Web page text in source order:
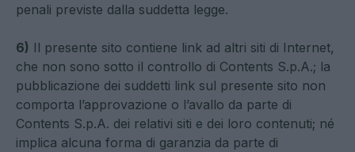
penali previste dalla suddetta legge.
6) Il presente sito contiene link ad altri siti di Internet,
che non sono sotto il controllo di Contents S.p.A.; la
pubblicazione dei suddetti link sul presente sito non
comporta l’approvazione o l’avallo da parte di
Contents S.p.A. dei relativi siti e dei loro contenuti; né
implica alcuna forma di garanzia da parte di